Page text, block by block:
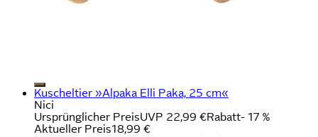
Kuscheltier »Alpaka Elli Paka, 25 cm«
Nici
Ursprünglicher PreisUVP 22,99 €Rabatt- 17 %
Aktueller Preis18,99 €